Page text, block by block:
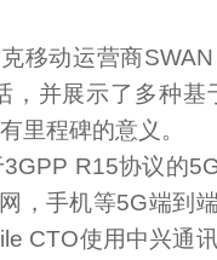
移动运营商
，并展示了多种基
里程碑的意义。
R15协议的
，手机等5G端到
CTO使用中兴通